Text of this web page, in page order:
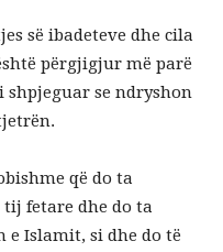
së ibadeteve dhe cila
përgjigjur më parë
shpjeguar se ndryshon
që do ta
fetare dhe do ta
e Islamit, si dhe do të